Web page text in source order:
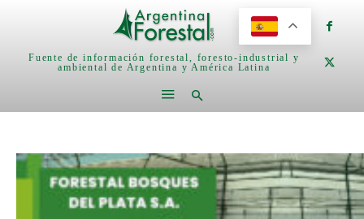
Fuente de información forestal, foresto-industrial y
ambiental de Argentina y América Latina